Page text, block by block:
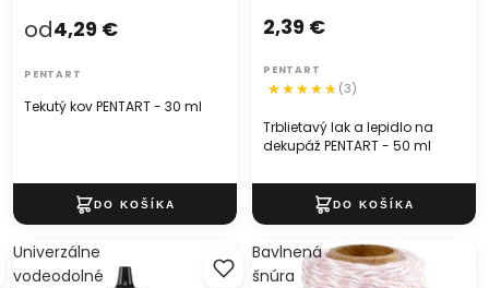
Tekutý kov PENTART - 30 ml
od4,29 €
PENTART
Trblietavý lak a lepidlo na
dekupáž PENTART - 50 ml
2,39 €
PENTART
(3)
Univerzálne
vodeodolné
Bavlnená
šnúra